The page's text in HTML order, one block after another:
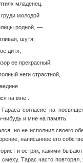
младенец.
молодой
родной, —
шутя,
дитя,
ее прекрасный,
неги страстной,
на мне .
согласие на
нибудь и мне на память.
но не исполнил своего
написанное его
и остряк, какими
Тарас часто